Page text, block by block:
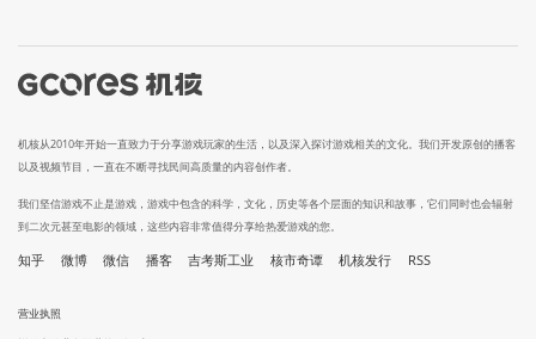
机核从2010年开始一直致力于分享游戏玩家的生活，以及深入探讨游戏相关的文化。我们开发原创的播客
以及视频节目，一直在不断寻找民间高质量的内容创作者。
我们坚信游戏不止是游戏，游戏中包含的科学，文化，历史等各个层面的知识和故事，它们同时也会辐射
到二次元甚至电影的领域，这些内容非常值得分享给热爱游戏的您。
知乎 微博 微信 播客 吉考斯工业 核市奇谭 机核发行 RSS
营业执照